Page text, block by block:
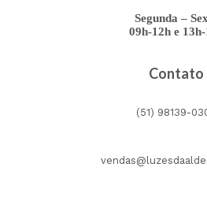
Segunda –
09h-12h e
Contato
(51) 98139-